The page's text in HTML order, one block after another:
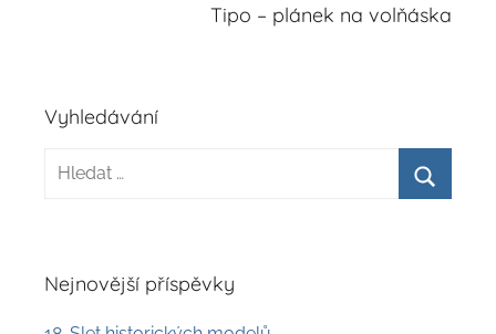
Tipo – plánek na volňáska
Vyhledávání
Hledat:
Nejnovější příspěvky